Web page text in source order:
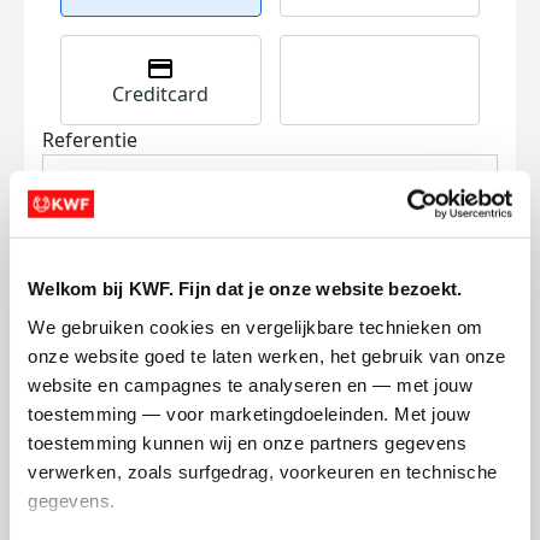
Welkom bij KWF. Fijn dat je onze website bezoekt.
We gebruiken cookies en vergelijkbare technieken om
onze website goed te laten werken, het gebruik van onze
website en campagnes te analyseren en — met jouw
toestemming — voor marketingdoeleinden. Met jouw
toestemming kunnen wij en onze partners gegevens
verwerken, zoals surfgedrag, voorkeuren en technische
gegevens.
Creditcard
Referentie
Ik wil bijdragen aan de transactiekosten
en betaal €0.75 extra.
Doneer nu